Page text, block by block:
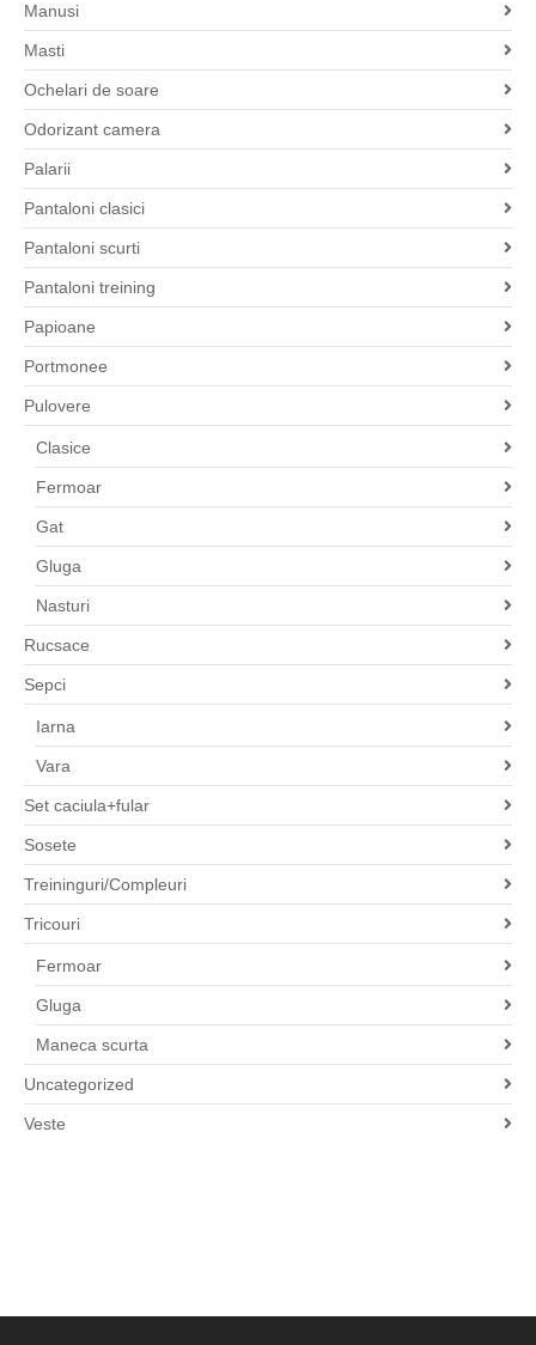
Manusi
Masti
Ochelari de soare
Odorizant camera
Palarii
Pantaloni clasici
Pantaloni scurti
Pantaloni treining
Papioane
Portmonee
Pulovere
Clasice
Fermoar
Gat
Gluga
Nasturi
Rucsace
Sepci
Iarna
Vara
Set caciula+fular
Sosete
Treininguri/Compleuri
Tricouri
Fermoar
Gluga
Maneca scurta
Uncategorized
Veste